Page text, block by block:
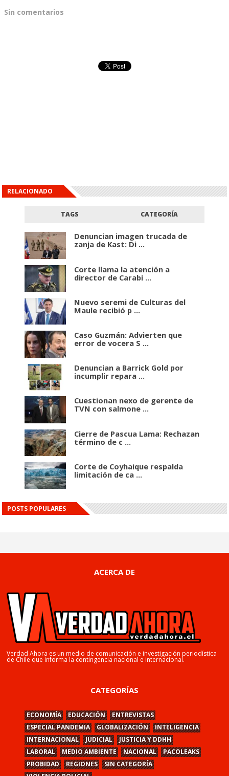
Sin comentarios
RELACIONADO
TAGS CATEGORÍA
Denuncian imagen trucada de
zanja de Kast: Di ...
Corte llama la atención a
director de Carabi ...
Nuevo seremi de Culturas del
Maule recibió p ...
Caso Guzmán: Advierten que
error de vocera S ...
Denuncian a Barrick Gold por
incumplir repara ...
Cuestionan nexo de gerente de
TVN con salmone ...
Cierre de Pascua Lama: Rechazan
término de c ...
Corte de Coyhaique respalda
limitación de ca ...
POSTS POPULARES
ACERCA DE
Verdad Ahora es un medio de comunicación e investigación periodística
de Chile que informa la contingencia nacional e internacional.
CATEGORÍAS
ECONOMÍA EDUCACIÓN
ENTREVISTAS
ESPECIAL PANDEMIA
GLOBALIZACIÓN
INTELIGENCIA
INTERNACIONAL
JUDICIAL
JUSTICIA Y DDHH
LABORAL
MEDIO AMBIENTE NACIONAL
PACOLEAKS
PROBIDAD
REGIONES
SIN CATEGORÍA